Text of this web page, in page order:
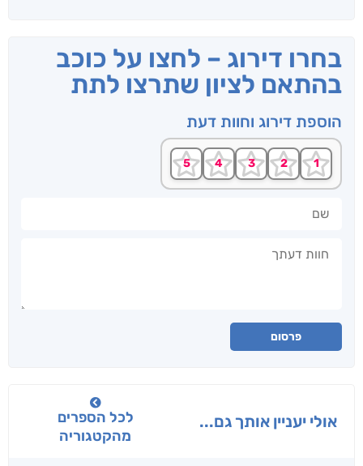
בחרו דירוג – לחצו על כוכב
בהתאם לציון שתרצו לתת
הוספת דירוג וחוות דעת
פרסום
אולי יעניין אותך גם...
לכל הספרים
מהקטגוריה